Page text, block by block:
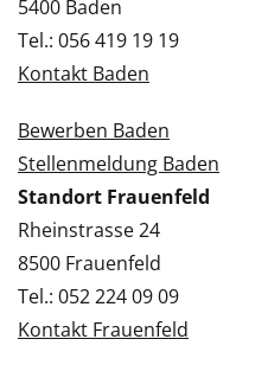
5400 Baden
Tel.: 056 419 19 19
Kontakt Baden
Bewerben Baden
Stellenmeldung Baden
Standort Frauenfeld
Rheinstrasse 24
8500 Frauenfeld
Tel.: 052 224 09 09
Kontakt Frauenfeld